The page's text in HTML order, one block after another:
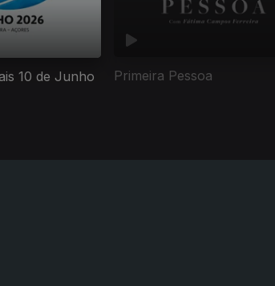
10 de Junho Primeira Pessoa